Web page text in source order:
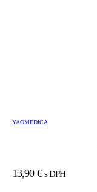
YAOMEDICA
13,90 € s DPH